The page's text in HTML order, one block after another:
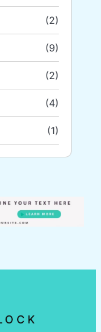
(2)
(9)
(2)
(4)
(1)